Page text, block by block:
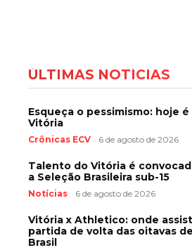
ÚLTIMAS NOTÍCIAS
Esqueça o pessimismo: hoje
Vitória
Crônicas ECV 6 de agosto de 2026
Talento do Vitória é
a Seleção Brasileira sub-15
Notícias 6 de agosto de 2026
Vitória x Athletico: onde
partida de volta das oitavas
Brasil